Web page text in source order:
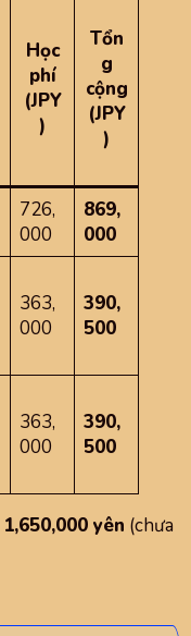
Học
phí
(JPY
)
Tổn
g
cộng
(JPY
)
726,
000
869,
000
363,
000
390,
500
363,
000
390,
500
1,650,000 yên (chưa